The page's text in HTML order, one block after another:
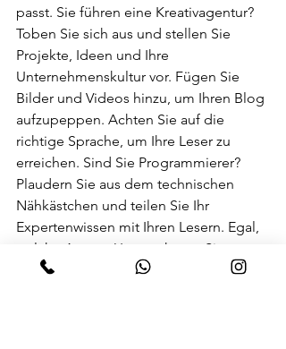
passt. Sie führen eine Kreativagentur?
Toben Sie sich aus und stellen Sie
Projekte, Ideen und Ihre
Unternehmenskultur vor. Fügen Sie
Bilder und Videos hinzu, um Ihren Blog
aufzupeppen. Achten Sie auf die
richtige Sprache, um Ihre Leser zu
erreichen. Sind Sie Programmierer?
Plaudern Sie aus dem technischen
Nähkästchen und teilen Sie Ihr
Expertenwissen mit Ihren Lesern. Egal,
welche Art von Unternehmen Sie
führen, eines ist sicher: durch das